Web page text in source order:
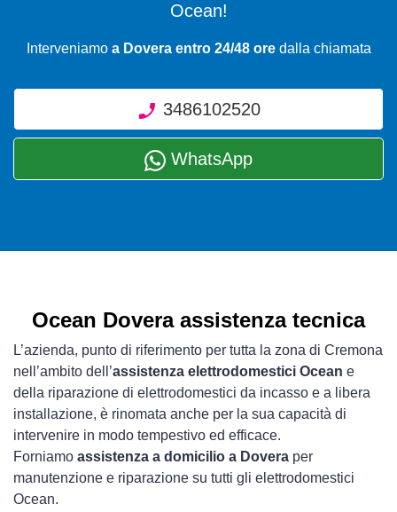
Ocean!
Interveniamo a Dovera entro 24/48 oredalla chiamata
3486102520
WhatsApp
Ocean Dovera assistenza tecnica
L’azienda, punto di riferimento per tutta la zona di Cremona
nell’ambito dell’assistenza elettrodomestici Ocean e
della riparazione di elettrodomestici da incasso e a libera
installazione, è rinomata anche per la sua capacità di
intervenire in modo tempestivo ed efficace.
Forniamo assistenza a domicilio a Dovera per
manutenzione e riparazione su tutti gli elettrodomestici
Ocean.